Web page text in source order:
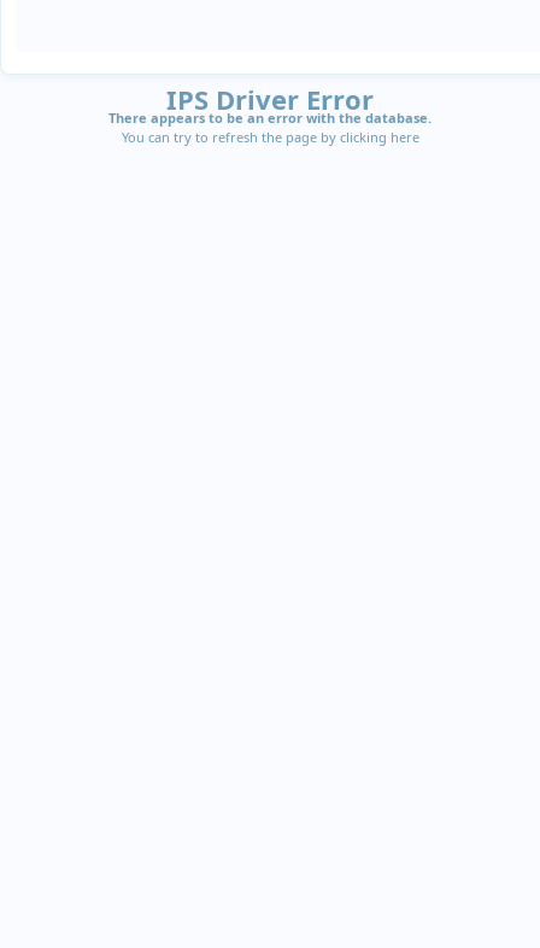
IPS Driver Error
There appears to be an error with the database.
You can try to refresh the page by clicking here